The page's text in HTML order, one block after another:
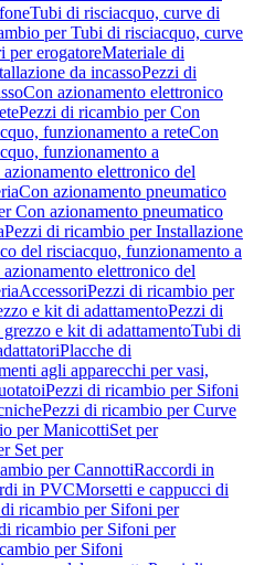
Tubi di risciacquo, curve di
per Tubi di risciacquo, curve
per erogatoreMateriale di
da incassoPezzi di
Con azionamento elettronico
Pezzi di ricambio per Con
funzionamento a reteCon
funzionamento a
elettronico del
Con azionamento pneumatico
Con azionamento pneumatico
Pezzi di ricambio per Installazione
del risciacquo, funzionamento a
elettronico del
AccessoriPezzi di ricambio per
e kit di adattamentoPezzi di
e kit di adattamentoTubi di
Placche di
agli apparecchi per vasi,
Pezzi di ricambio per Sifoni
Pezzi di ricambio per Curve
per ManicottiSet per
Set per
per CannottiRaccordi in
in PVCMorsetti e cappucci di
ricambio per Sifoni per
ricambio per Sifoni per
per Sifoni